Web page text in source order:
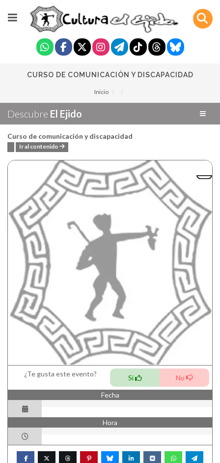
CURSO DE COMUNICACIÓN Y DISCAPACIDAD
Inicio
Descubre El Ejido
Curso de comunicación y discapacidad
Ir al contenido
¿Te gusta este evento? Si No
Fecha
Hora